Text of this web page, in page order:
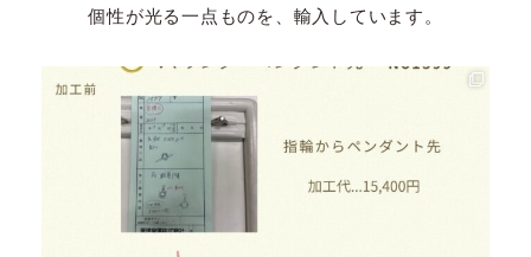
個性が光る一点ものを、 輸入しています。